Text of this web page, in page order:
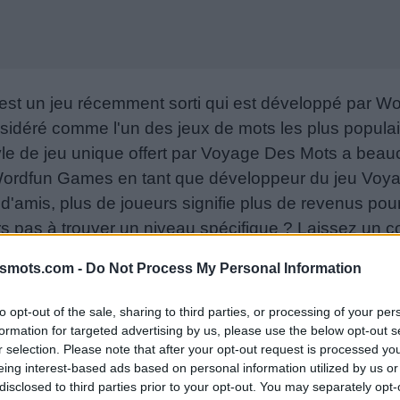
- Do Not Process My Personal Information
opt-out of the sale, sharing to third parties, or processing of your
for targeted advertising by us, please use the below opt-out
selection. Please note that after your opt-out request is processed
interest-based ads based on personal information utilized by us
to third parties prior to your opt-out. You may separately
un jeu récemment sorti qui est développé par
comme l'un des jeux de mots les plus
de jeu unique offert par Voyage Des Mots a
Games en tant que développeur du jeu
plus de joueurs signifie plus de revenus
pas à trouver un niveau spécifique ? Laissez un
!
29
le numéro de niveau :